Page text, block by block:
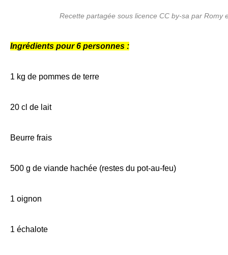
Recette partagée sous licence CC by-sa par Romy
Ingrédients pour 6 personnes :
1 kg de pommes de terre
20 cl de lait
Beurre frais
500 g de viande hachée (restes du pot-au-feu)
1 oignon
1 échalote